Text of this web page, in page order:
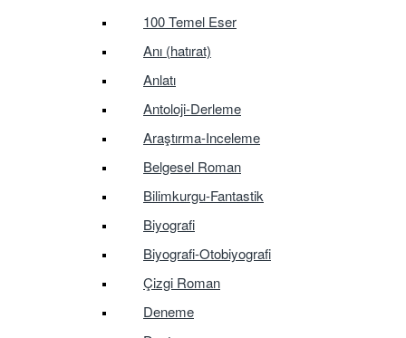
100 Temel Eser
Anı (hatırat)
Anlatı
Antoloji-Derleme
Araştırma-Inceleme
Belgesel Roman
Bilimkurgu-Fantastik
Biyografi
Biyografi-Otobiyografi
Çizgi Roman
Deneme